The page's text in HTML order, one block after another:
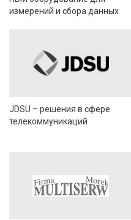
измерений и сбора данных
JDSU – решения в сфере
телекоммуникаций